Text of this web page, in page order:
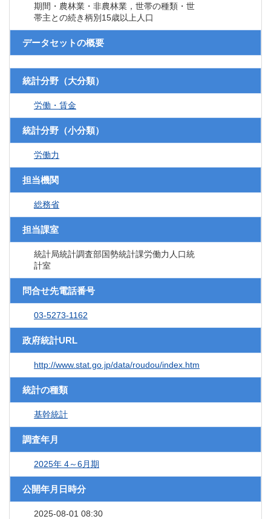
期間・農林業・非農林業，世帯の種類・世
帯主との続き柄別15歳以上人口
データセットの概要
統計分野（大分類）
労働・賃金
統計分野（小分類）
労働力
担当機関
総務省
担当課室
統計局統計調査部国勢統計課労働力人口統
計室
問合せ先電話番号
03-5273-1162
政府統計URL
http://www.stat.go.jp/data/roudou/index.htm
統計の種類
基幹統計
調査年月
2025年 4～6月期
公開年月日時分
2025-08-01 08:30